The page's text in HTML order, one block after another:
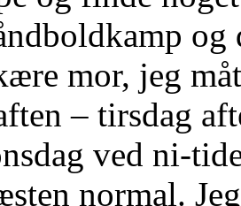
og
mor, jeg
– tirsdag
ved ni-
normal.